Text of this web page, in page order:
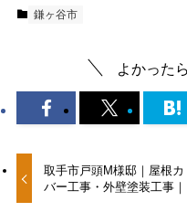
鎌ヶ谷市
よかった
取手市戸頭M様邸｜屋根カ
バー工事・外壁塗装工事｜